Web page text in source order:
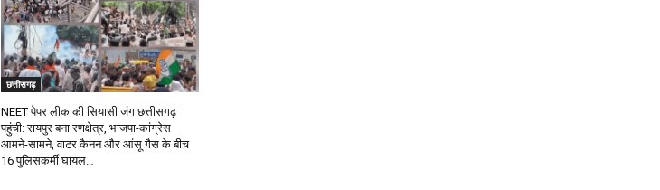
छत्तीसगढ़
NEET पेपर लीक की सियासी जंग छत्तीसगढ़
पहुंची: रायपुर बना रणक्षेत्र, भाजपा-कांग्रेस
आमने-सामने, वाटर कैनन और आंसू गैस के बीच
16 पुलिसकर्मी घायल…